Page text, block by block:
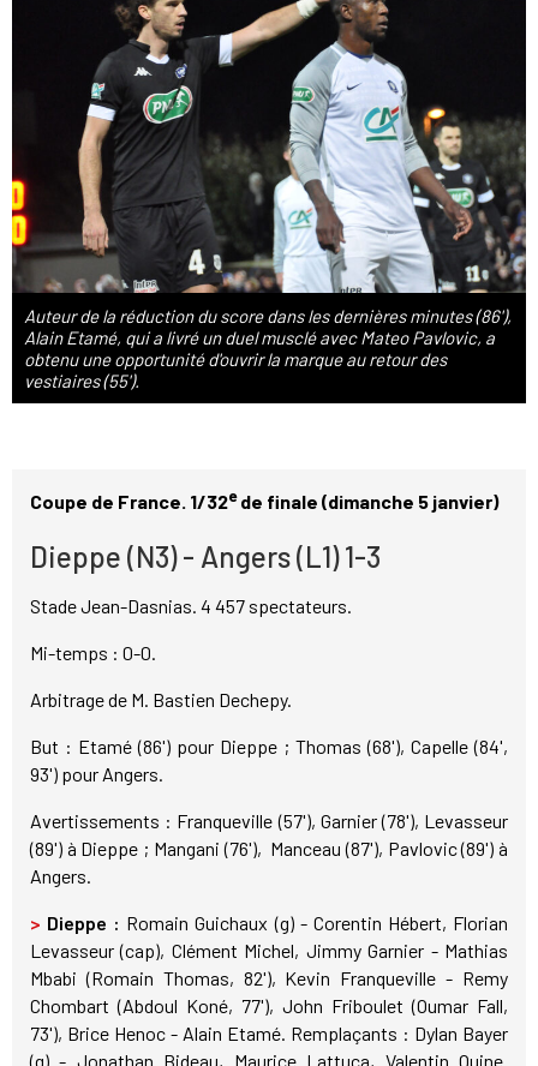
Auteur de la réduction du score dans les dernières minutes (86'),
Alain Etamé, qui a livré un duel musclé avec Mateo Pavlovic, a
obtenu une opportunité d'ouvrir la marque au retour des
vestiaires (55').
Coupe de France. 1/32ede finale (dimanche 5 janvier)
Dieppe (N3) - Angers (L1) 1-3
Stade Jean-Dasnias. 4 457 spectateurs.
Mi-temps : 0-0.
Arbitrage de M. Bastien Dechepy.
But : Etamé (86') pour Dieppe ; Thomas (68'), Capelle (84',
93') pour Angers.
Avertissements : Franqueville (57'), Garnier (78'), Levasseur
(89') à Dieppe ; Mangani (76'), Manceau (87'), Pavlovic (89') à
Angers.
> Dieppe : Romain Guichaux (g) - Corentin Hébert, Florian
Levasseur (cap), Clément Michel, Jimmy Garnier - Mathias
Mbabi (Romain Thomas, 82'), Kevin Franqueville - Remy
Chombart (Abdoul Koné, 77'), John Friboulet (Oumar Fall,
73'), Brice Henoc - Alain Etamé. Remplaçants : Dylan Bayer
(g) - Jonathan Bideau, Maurice Lattuca, Valentin Ouine.